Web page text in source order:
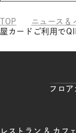
TOP ニュース＆
屋カードご利用で
フロア
レストラン & カフェ